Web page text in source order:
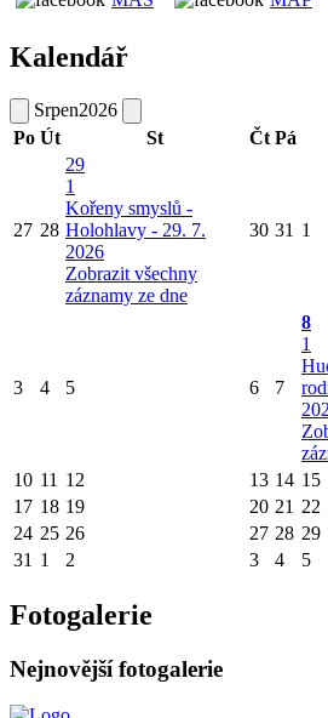
Kalendář
Srpen2026
Po Út St Čt Pá
27 28
29
1
Kořeny smyslů -
Holohlavy - 29. 7.
2026
Zobrazit všechny
záznamy ze dne
30 31 1
3 4 5 6 7
8
1
10 11 12 13 14 15
17 18 19 20 21 22
24 25 26 27 28 29
31 1 2 3 4 5
Fotogalerie
Nejnovější fotogalerie